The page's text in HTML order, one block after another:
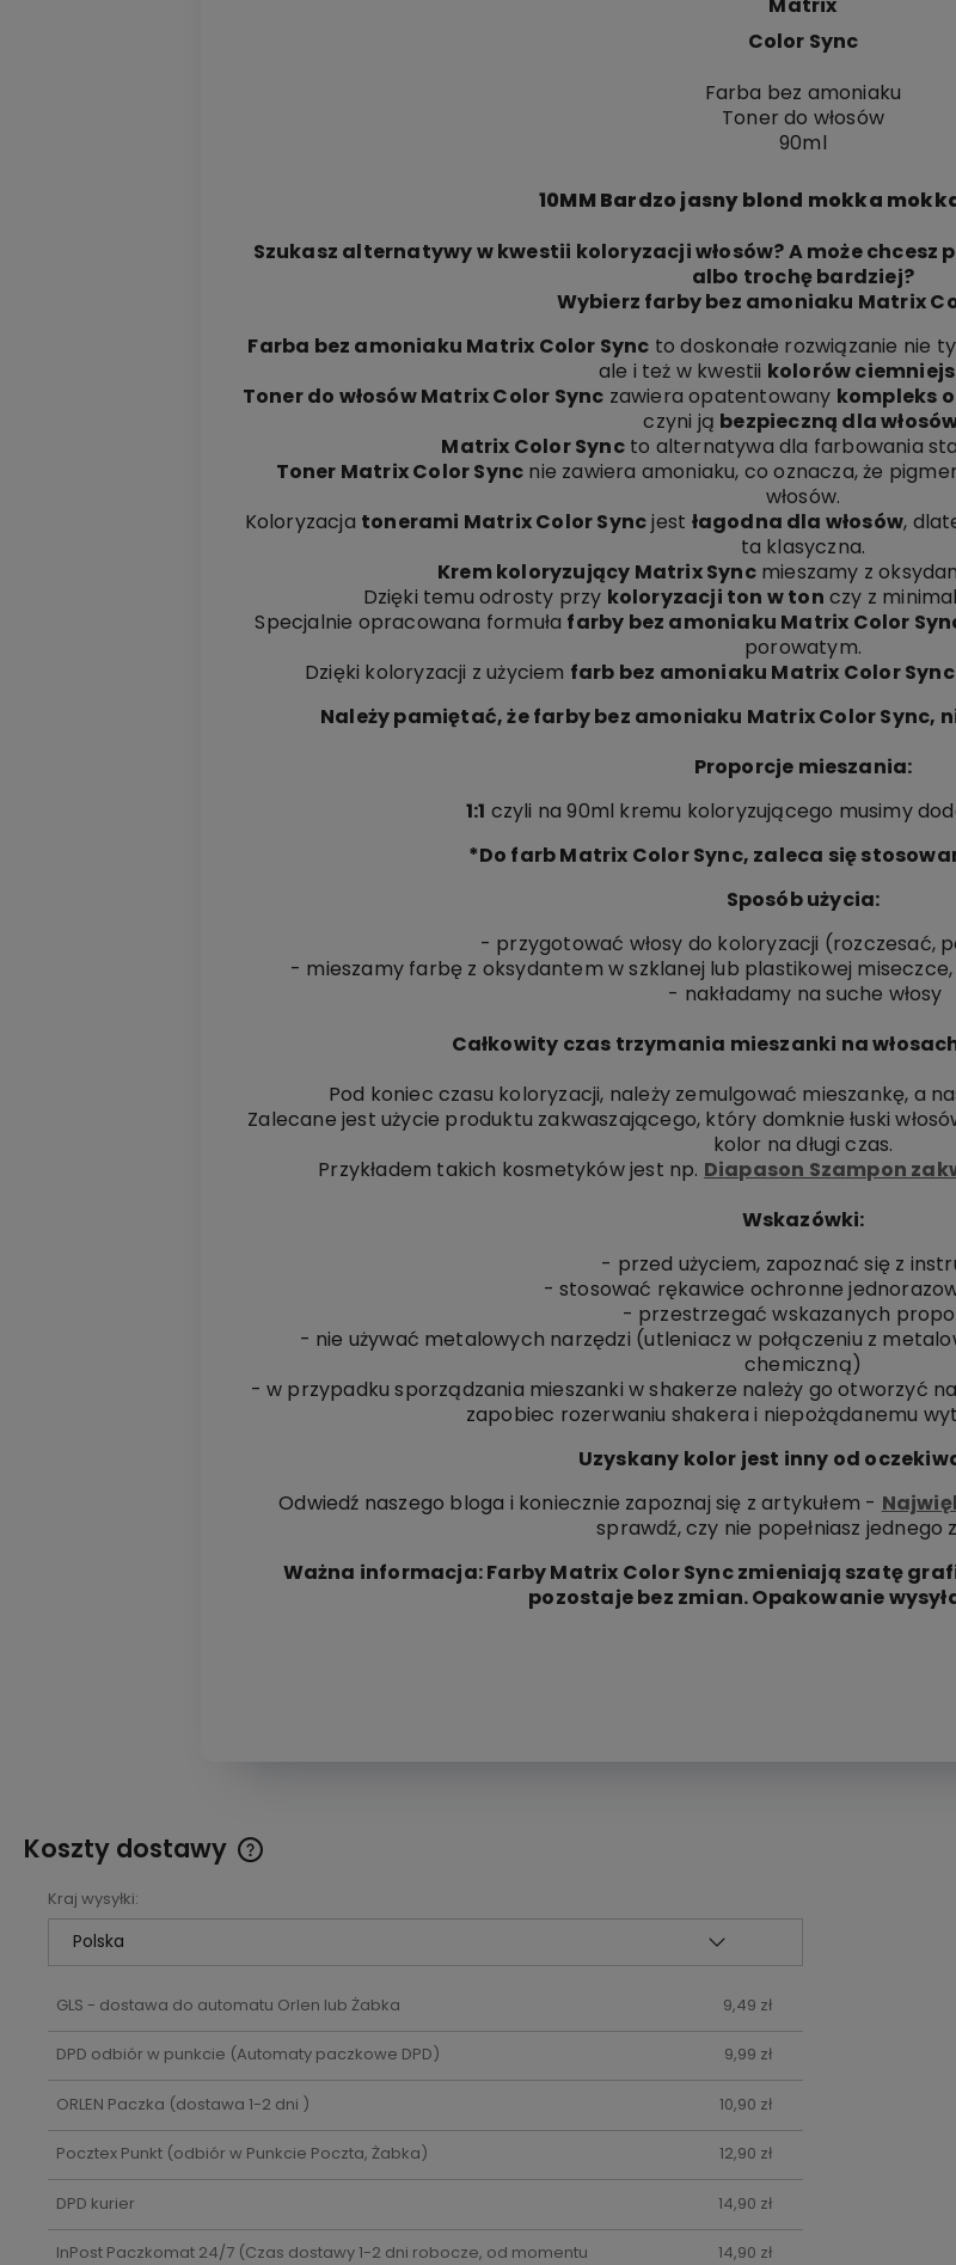
Color Sync
Farba bez amoniaku
Toner do włosów
90ml
10MM Bardzo jasny blond mokka
Szukasz alternatywy w kwestii koloryzacji włosów? A może
albo trochę bardziej?
Wybierz farby bez amoniaku Matrix
Farba bez amoniaku Matrix Color Sync to doskonałe rozwiązanie nie
ale i też w kwestii kolorów
Toner do włosów Matrix Color Sync zawiera opatentowany kompleks
czyni ją bezpieczną dla
Matrix Color Syncto alternatywa dla farbowania
Toner Matrix Color Sync nie zawiera amoniaku, co oznacza, że
włosów.
Koloryzacja tonerami Matrix Color Syncjest łagodna dla włosów,
ta klasyczna.
Krem koloryzujący Matrix Syncmieszamy z
Dzięki temu odrosty przy koloryzacji ton w ton czy z
Specjalnie opracowana formuła farby bez amoniaku Matrix Color
porowatym.
Dzięki koloryzacji z użyciem farb bez amoniaku Matrix Color Sync
Należy pamiętać, że farby bez amoniaku Matrix Color Sync,
Proporcje mieszania:
1:1 czyli na 90ml kremu koloryzującego musimy
*Do farb Matrix Color Sync, zaleca się
Sposób użycia:
- przygotować włosy do koloryzacji (rozczesać,
- mieszamy farbę z oksydantem w szklanej lub plastikowej
- nakładamy na suche włosy
Całkowity czas trzymania mieszanki na
Pod koniec czasu koloryzacji, należy zemulgować mieszankę, a
Zalecane jest użycie produktu zakwaszającego, który domknie łuski
kolor na długi czas.
Przykładem takich kosmetyków jest np. Diapason Szampon
Wskazówki:
- przed użyciem, zapoznać się z
- stosować rękawice ochronne
- przestrzegać wskazanych
- nie używać metalowych narzędzi (utleniacz w połączeniu z
chemiczną)
- w przypadku sporządzania mieszanki w shakerze należy go otworzyć
zapobiec rozerwaniu shakera i niepożądanemu
Uzyskany kolor jest inny od
Odwiedź naszego bloga i koniecznie zapoznaj się z artykułem -
sprawdź, czy nie popełniasz jednego
Ważna informacja:Farby Matrix Color Sync zmieniają szatę
pozostaje bez zmian. Opakowanie
Koszty dostawy
Kraj wysyłki:
GLS - dostawa do automatu Orlen lub Żabka 9,49 zł
DPD odbiór w punkcie (Automaty paczkowe DPD) 9,99 zł
ORLEN Paczka (dostawa 1-2 dni ) 10,90 zł
Pocztex Punkt (odbiór w Punkcie Poczta, Żabka) 12,90 zł
DPD kurier 14,90 zł
InPost Paczkomat 24/7(Czas dostawy 1-2 dni robocze, od momentu
14,90 zł